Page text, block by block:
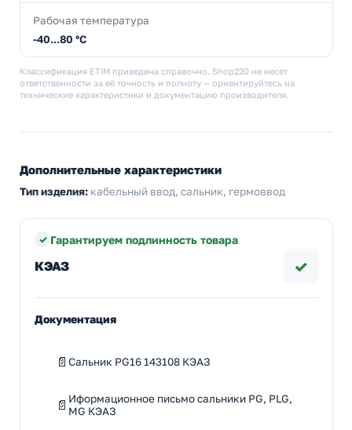
Рабочая температура
-40...80 °C
Классификация ETIM приведена справочно. Shop220 не несёт
ответственности за её точность и полноту — ориентируйтесь на
технические характеристики и документацию производителя.
Дополнительные характеристики
Тип изделия: кабельный ввод, сальник, гермоввод
Гарантируем подлинность товара
КЭАЗ ✓
Документация
Сальник PG16 143108 КЭАЗ
Иформационное письмо сальники PG, PLG,
MG КЭАЗ